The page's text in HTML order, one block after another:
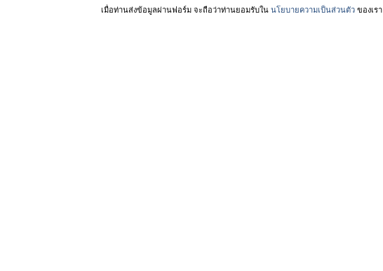
เมื่อท่านส่งข้อมูลผ่านฟอร์ม จะถือว่าท่านยอมรับใน นโยบายความเป็นส่วนตัวของเรา